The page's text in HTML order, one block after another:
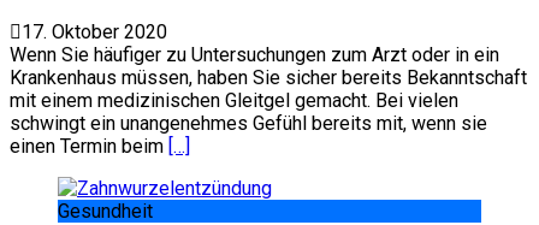
17. Oktober 2020
Wenn Sie häufiger zu Untersuchungen zum Arzt oder in ein
Krankenhaus müssen, haben Sie sicher bereits Bekanntschaft
mit einem medizinischen Gleitgel gemacht. Bei vielen
schwingt ein unangenehmes Gefühl bereits mit, wenn sie
einen Termin beim […]
Gesundheit